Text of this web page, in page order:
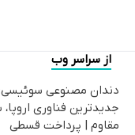
از سراسر وب
دندان مصنوعی
جدیدترین فناوری
مقاوم | پرداخت قسطی